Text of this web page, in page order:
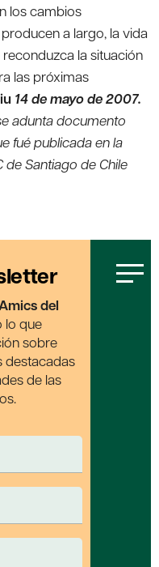
los cambios
a largo, la vida
la situación
las próximas
14 de mayo de 2007.
adunta documento
fué publicada en la
de Santiago de Chile
del
lo que
sobre
destacadas
de las